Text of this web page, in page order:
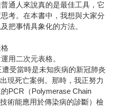
通人來說真的是最佳工具，它
考。在本書中，我想與大家分
把事情具象化的方法。
用二次元表格。
受當時是未知疾病的新冠肺炎
現死亡案例。那時，我正努力
PCR（Polymerase Chain
術能應用於傳染病的診斷）檢